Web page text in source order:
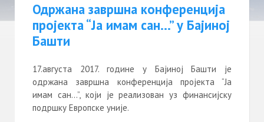
Одржана завршна конференција
пројекта “Ја имам сан…” у Бајиној
Башти
17.августа 2017. године у Бајиној Башти је
одржана завршна конференција пројекта “Ја
имам сан…”, који је реализован уз финансијску
подршку Европске уније.